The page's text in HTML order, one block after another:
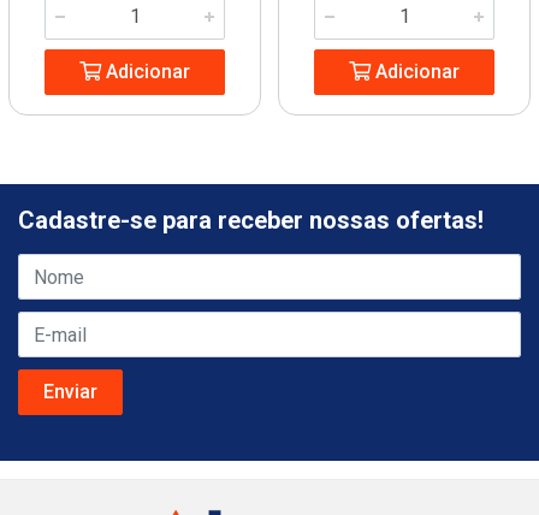
Adicionar Adicionar
Cadastre-se para receber nossas ofertas!